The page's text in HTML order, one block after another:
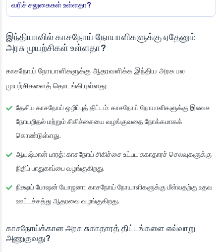
வரிச் சலுகைகள் உள்ளதா?
இந்தியாவில் காசநோய் நோயாளிகளுக்கு ஏதேனும்
அரசு முயற்சிகள் உள்ளதா?
காசநோய் நோயாளிகளுக்கு ஆதரவளிக்க இந்திய அரசு பல
முயற்சிகளைத் தொடங்கியுள்ளது:
தேசிய காசநோய் ஒழிப்புத் திட்டம்: காசநோய் நோயாளிகளுக்கு இலவச
நோயறிதல் மற்றும் சிகிச்சையை வழங்குவதை நோக்கமாகக்
கொண்டுள்ளது.
ஆயுஷ்மான் பாரத்: காசநோய் சிகிச்சை உட்பட சுகாதாரச் செலவுகளுக்கு
நிதிப் பாதுகாப்பை வழங்குகிறது.
நிக்ஷய் போஷன் யோஜனா: காசநோய் நோயாளிகளுக்கு மீள்வதற்கு உதவ
ஊட்டச்சத்து ஆதரவை வழங்குகிறது.
காசநோய்க்கான அரசு சுகாதாரத் திட்டங்களை எவ்வாறு
அணுகுவது?